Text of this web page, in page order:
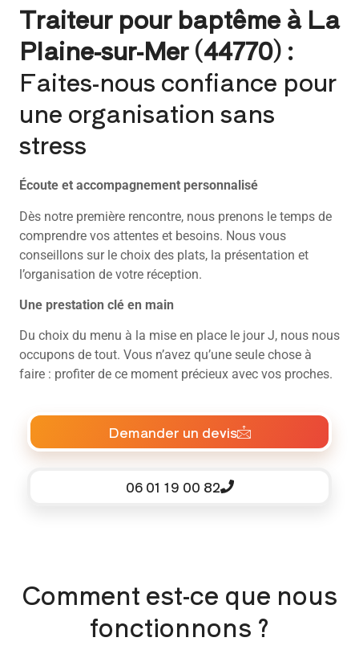
Traiteur pour baptême à La
Plaine-sur-Mer (44770) :
Faites-nous confiance pour
une organisation sans
stress
Écoute et accompagnement personnalisé
Dès notre première rencontre, nous prenons le temps de
comprendre vos attentes et besoins. Nous vous
conseillons sur le choix des plats, la présentation et
l’organisation de votre réception.
Une prestation clé en main
Du choix du menu à la mise en place le jour J, nous nous
occupons de tout. Vous n’avez qu’une seule chose à
faire : profiter de ce moment précieux avec vos proches.
Demander un devis
06 01 19 00 82
Comment est-ce que nous
fonctionnons ?